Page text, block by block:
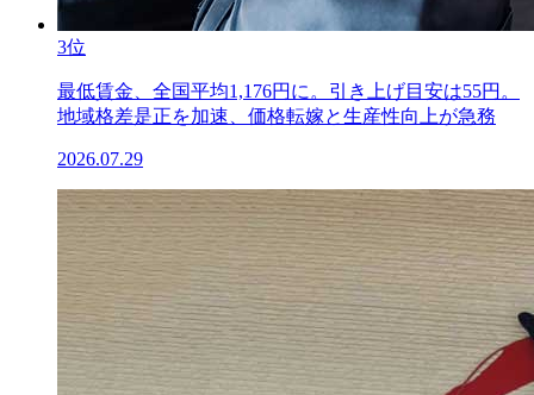
3位
最低賃金、全国平均1,176円に。引き上げ目安は55円。
地域格差是正を加速、価格転嫁と生産性向上が急務
2026.07.29